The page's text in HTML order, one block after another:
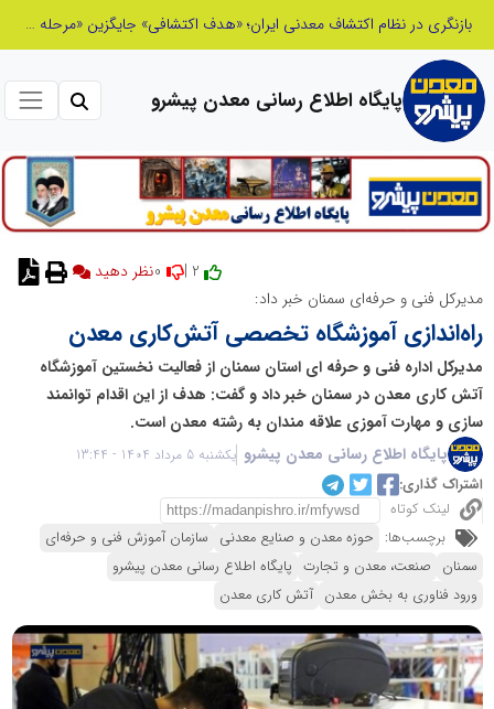
بازنگری در نظام اکتشاف معدنی ایران؛ «هدف اکتشافی» جایگزین «مرحله عملیاتی» می‌شود
پایگاه اطلاع رسانی معدن پیشرو
نظر دهید
مدیرکل فنی و حرفه‌ای سمنان خبر داد:
راه‌اندازی آموزشگاه تخصصی آتش‌کاری معدن
مدیرکل اداره فنی و حرفه ای استان سمنان از فعالیت نخستین آموزشگاه
آتش کاری معدن در سمنان خبر داد و گفت: هدف از این اقدام توانمند
سازی و مهارت آموزی علاقه مندان به رشته معدن است.
پایگاه اطلاع رسانی معدن پیشرو یکشنبه 5 مرداد 1404 - 13:44
اشتراک گذاری:
لینک کوتاه
برچسب‌ها: حوزه معدن و صنایع معدنی سازمان آموزش فنی و حرفه‌ای
سمنان صنعت، معدن و تجارت پایگاه اطلاع رسانی معدن پیشرو
ورود فناوری به بخش معدن آتش کاری معدن